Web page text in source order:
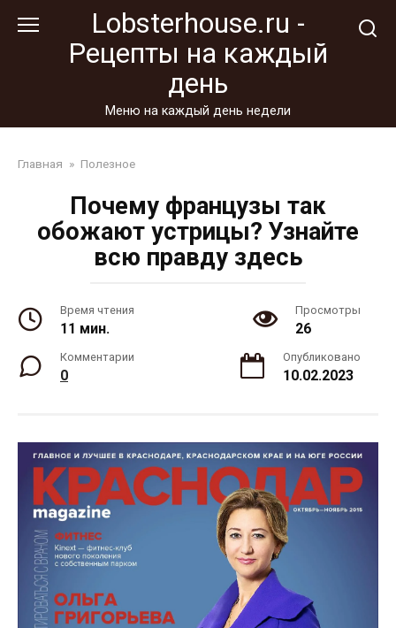
Lobsterhouse.ru -
Рецепты на каждый
день
Меню на каждый день недели
Главная » Полезное
Почему французы так
обожают устрицы? Узнайте
всю правду здесь
Время чтения
11 мин.
Просмотры
26
Комментарии
0
Опубликовано
10.02.2023